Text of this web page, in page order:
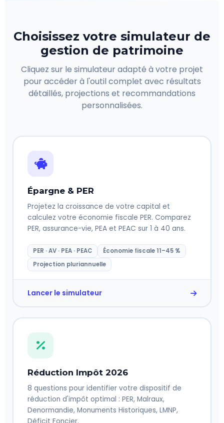
Choisissez votre simulateur de
gestion de patrimoine
Cliquez sur le simulateur adapté à votre projet
pour accéder à l'outil complet avec résultats
détaillés, projections et recommandations
personnalisées.
Épargne & PER
Projetez la croissance de votre capital et
calculez votre économie fiscale PER. Comparez
PER, assurance-vie, PEA et PEAC sur 1 à 40 ans.
PER · AV · PEA · PEAC
Économie fiscale 11–45 %
Projection pluriannuelle
Lancer le simulateur
Réduction Impôt 2026
8 questions pour identifier votre dispositif de
réduction d'impôt optimal : PER, Malraux,
Denormandie, Monuments Historiques, LMNP,